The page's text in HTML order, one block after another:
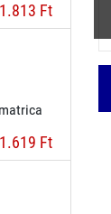
1.813 Ft
1.619 Ft